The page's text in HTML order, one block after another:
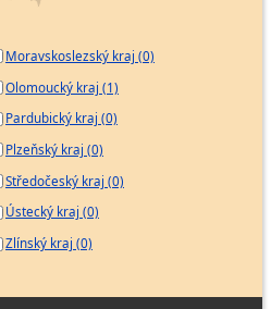
Moravskoslezský kraj (0)
Olomoucký kraj (1)
Pardubický kraj (0)
Plzeňský kraj (0)
Středočeský kraj (0)
Ústecký kraj (0)
Zlínský kraj (0)